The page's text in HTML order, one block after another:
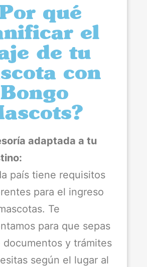
qué
el
de tu
con
Bongo
adaptada a tu
país tiene requisitos
para el ingreso
Te
para que sepas
documentos y trámites
según el lugar al